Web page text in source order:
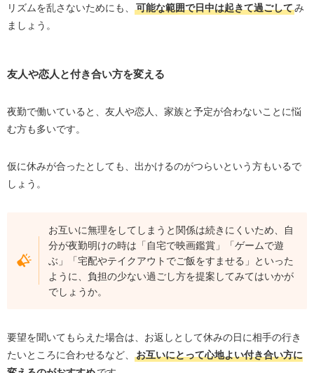
リズムを乱さないためにも、
可能な範囲で日中は起きて過ごしてみ
ましょう。
友人や恋人と付き合い方を変える
夜勤で働いていると、友人や恋人、家族と予定が合わないことに悩
む方も多いです。
仮に休みが合ったとしても、出かけるのがつらいという方もいるで
しょう。
お互いに無理をしてしまうと関係は続きにくいため、自
分が夜勤明けの時は「自宅で映画鑑賞」「ゲームで遊
ぶ」「宅配やテイクアウトでご飯をすませる」といった
ように、負担の少ない過ごし方を提案してみてはいかが
でしょうか。
要望を聞いてもらえた場合は、お返しとして休みの日に相手の行き
たいところに合わせるなど、
お互いにとって心地よい付き合い方に